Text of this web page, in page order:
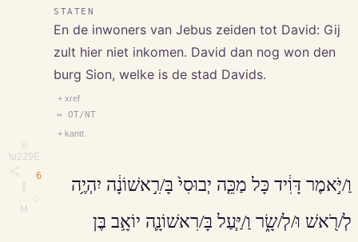
⎘
\u229E
M
STATEN
En de inwoners van Jebus zeiden tot David: Gij
zult hier niet inkomen. David dan nog won den
burg Sion, welke is de stad Davids.
+ xref
↔ OT/NT
+ kantt.
6
וַ/יֹּ֣אמֶר דָּוִ֔יד כָּל מַכֵּ֤ה יְבוּסִי֙ בָּ/רִ֣אשׁוֹנָ֔ה יִהְיֶ֥ה
לְ/רֹ֖אשׁ וּ/לְ/שָׂ֑ר וַ/יַּ֧עַל בָּ/רִאשׁוֹנָ֛ה יוֹאָ֥ב בֶּן